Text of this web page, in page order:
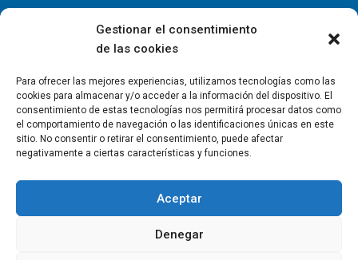
Gestionar el consentimiento
de las cookies
Para ofrecer las mejores experiencias, utilizamos tecnologías como las
cookies para almacenar y/o acceder a la información del dispositivo. El
consentimiento de estas tecnologías nos permitirá procesar datos como
el comportamiento de navegación o las identificaciones únicas en este
sitio. No consentir o retirar el consentimiento, puede afectar
negativamente a ciertas características y funciones.
Aceptar
Denegar
Copyright Colegio Oficial de Fisioterapeutas de la Región de